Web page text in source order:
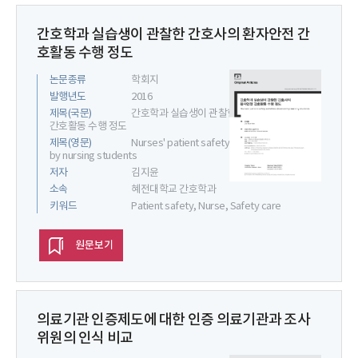
간호학과 실습생이 관찰한 간호사의 환자안전 간
호활동 수행 정도
논문종류
학회지
발행년도
2016
제목(국문)
간호학과 실습생이 관찰한 간호사의 환자안전
간호활동 수행 정도
제목(영문)
Nurses' patient safety activities observed
by nursing students
저자
김지윤
소속
혜전대학교 간호학과
키워드
Patient safety, Nurse, Safety care
원문보기
의료기관 인증제도에 대한 인증 의료기관과 조사
위원의 인식 비교